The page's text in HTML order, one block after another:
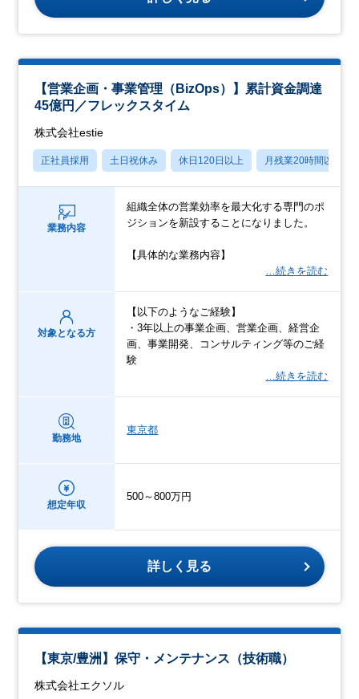
【営業企画・事業管理（BizOps）】累計資金調達
45億円／フレックスタイム
株式会社estie
正社員採用 土日祝休み 休日120日以上 月残業20時間以内
業務内容
組織全体の営業効率を最大化する専門のポ
ジションを新設することになりました。
【具体的な業務内容】
…続きを読む
対象となる方
【以下のようなご経験】
・3年以上の事業企画、営業企画、経営企
画、事業開発、コンサルティング等のご経
験
…続きを読む
勤務地
東京都
想定年収
500～800万円
詳しく見る
【東京/豊洲】保守・メンテナンス（技術職）
株式会社エクソル